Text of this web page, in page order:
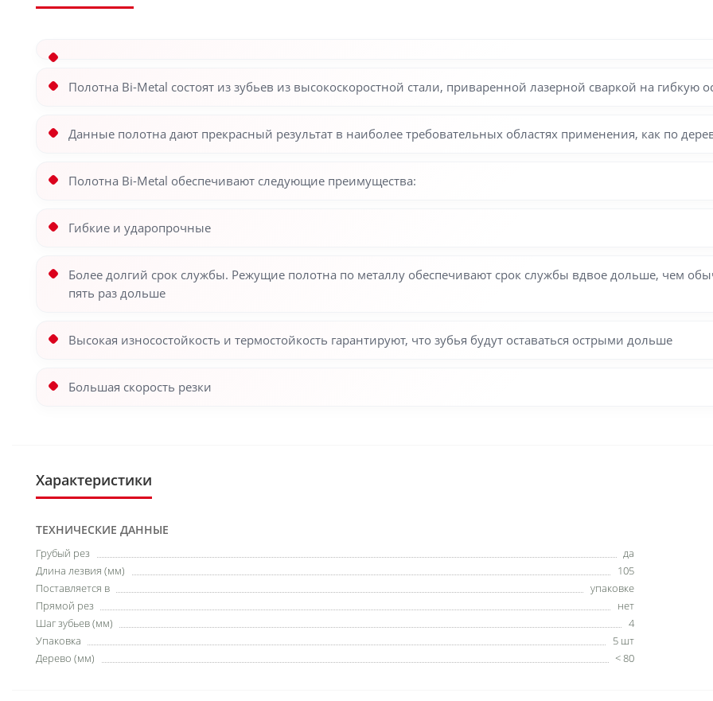
Полотна Bi-Metal состоят из зубьев из высокоскоростной стали, приваренной лазерной сваркой на гибкую
Данные полотна дают прекрасный результат в наиболее требовательных областях применения, как по
Полотна Bi-Metal обеспечивают следующие преимущества:
Гибкие и ударопрочные
Более долгий срок службы. Режущие полотна по металлу обеспечивают срок службы вдвое дольше, чем
пять раз дольше
Высокая износостойкость и термостойкость гарантируют, что зубья будут оставаться острыми дольше
Большая скорость резки
Характеристики
ТЕХНИЧЕСКИЕ ДАННЫЕ
Грубый рез
да
Длина лезвия (мм)
105
Поставляется в
упаковке
Прямой рез
нет
Шаг зубьев (мм)
4
Упаковка
5 шт
Дерево (мм)
< 80